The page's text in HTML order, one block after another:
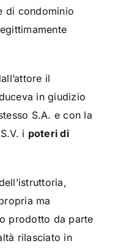
di condominio
il
in giudizio
S.A. e con la
i poteri di
ma
prodotto da parte
rilasciato in